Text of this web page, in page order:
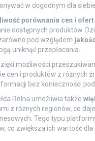
w dogodnym dla
porównania cen i ofert
dostępnych produktów.
pod względem
uniknąć przepłacania.
możliwości
cen i produktów z różnych
bez konieczności
Rolna umożliwia także
z różnych regionów, co
Tego typu
co zwiększa ich wartość dla